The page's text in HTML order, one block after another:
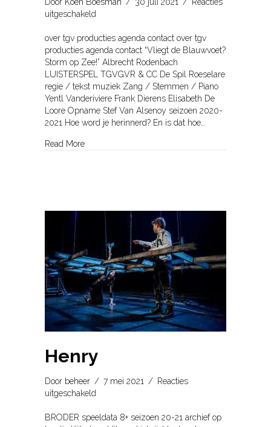
uitgeschakeld
over tgv producties agenda contact over tgv
producties agenda contact “Vliegt de Blauwvoet?
Storm op Zee!” Albrecht Rodenbach
LUISTERSPEL TGVGVR & CC De Spil Roeselare
regie / tekst muziek Zang / Stemmen / Piano
Yentl Vanderiviere Frank Dierens Elisabeth De
Loore Opname Stef Van Alsenoy seizoen 2020-
2021 Hoe word je herinnerd? En is dat hoe…
Read Moreabout Berten
Henry
Door beheer / 7 mei 2021 / Reacties
uitgeschakeld
BRODER speeldata 8+ seizoen 20-21 archief op